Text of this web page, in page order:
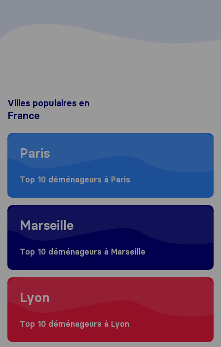
Villes populaires en
France
Moving to Paris
Paris
Top 10 déménageurs à Paris
Moving to Marseille
Marseille
Top 10 déménageurs à Marseille
Moving to Lyon
Lyon
Top 10 déménageurs à Lyon